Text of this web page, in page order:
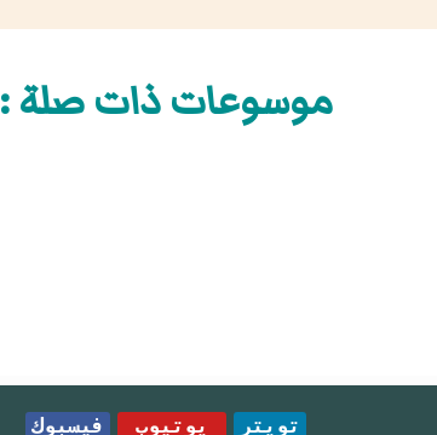
موسوعات ذات صلة :
تويتر يوتيوب
فيسبوك